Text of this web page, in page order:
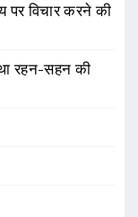
पर विचार करने की
रहन-सहन की